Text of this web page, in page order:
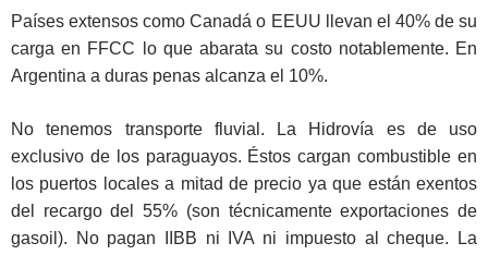
Países extensos como Canadá o EEUU llevan el 40% de su
carga en FFCC lo que abarata su costo notablemente. En
Argentina a duras penas alcanza el 10%.
No tenemos transporte fluvial. La Hidrovía es de uso
exclusivo de los paraguayos. Éstos cargan combustible en
los puertos locales a mitad de precio ya que están exentos
del recargo del 55% (son técnicamente exportaciones de
gasoil). No pagan IIBB ni IVA ni impuesto al cheque. La